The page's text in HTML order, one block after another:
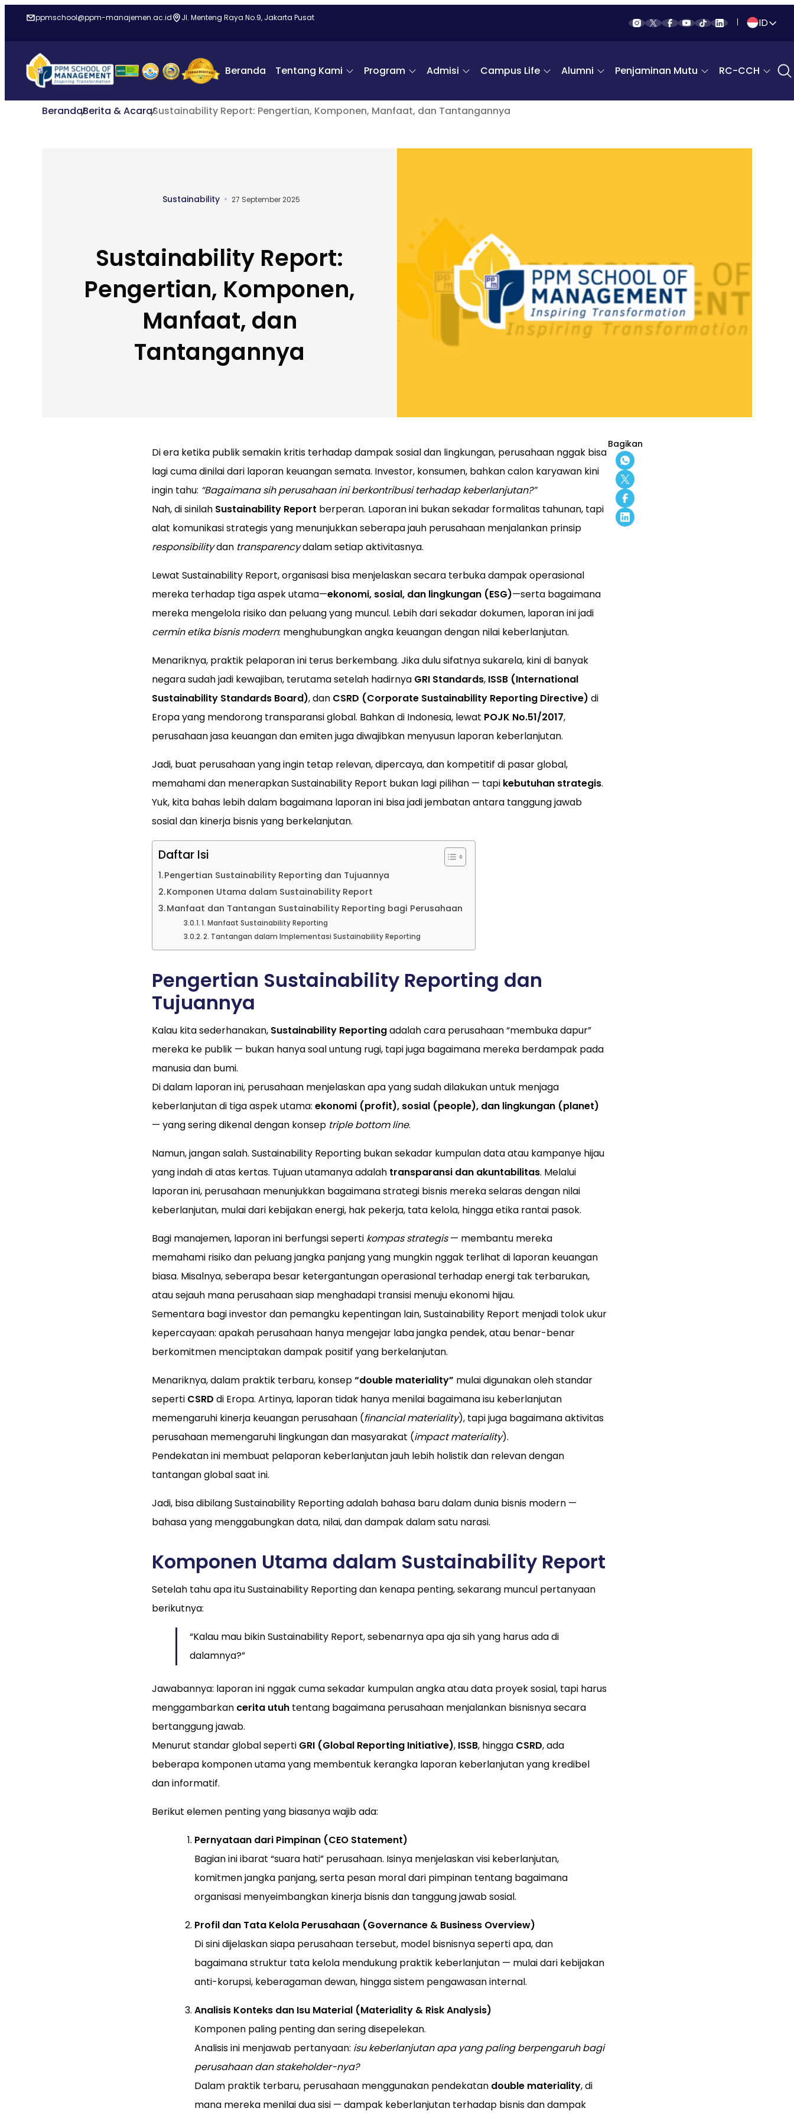
ppmschool@ppm-manajemen.ac.id Jl. Menteng Raya No.9, Jakarta Pusat ID
Beranda Tentang Kami Program Admisi Campus Life Alumni Penjaminan Mutu RC-CCH
BerandaBerita & AcaraSustainability Report: Pengertian, Komponen, Manfaat, dan Tantangannya
Sustainability 27 September 2025
Sustainability Report:
Pengertian, Komponen,
Manfaat, dan
Tantangannya
Di era ketika publik semakin kritis terhadap dampak sosial dan lingkungan, perusahaan nggak bisa
lagi cuma dinilai dari laporan keuangan semata. Investor, konsumen, bahkan calon karyawan kini
ingin tahu: “Bagaimana sih perusahaan ini berkontribusi terhadap keberlanjutan?”
Nah, di sinilah Sustainability Report berperan. Laporan ini bukan sekadar formalitas tahunan, tapi
alat komunikasi strategis yang menunjukkan seberapa jauh perusahaan menjalankan prinsip
responsibilitydan transparencydalam setiap aktivitasnya.
Lewat Sustainability Report, organisasi bisa menjelaskan secara terbuka dampak operasional
mereka terhadap tiga aspek utama—ekonomi, sosial, dan lingkungan (ESG)—serta bagaimana
mereka mengelola risiko dan peluang yang muncul. Lebih dari sekadar dokumen, laporan ini jadi
cermin etika bisnis modern: menghubungkan angka keuangan dengan nilai keberlanjutan.
Menariknya, praktik pelaporan ini terus berkembang. Jika dulu sifatnya sukarela, kini di banyak
negara sudah jadi kewajiban, terutama setelah hadirnya GRI Standards, ISSB (International
Sustainability Standards Board), dan CSRD (Corporate Sustainability Reporting Directive) di
Eropa yang mendorong transparansi global. Bahkan di Indonesia, lewat POJK No.51/2017,
perusahaan jasa keuangan dan emiten juga diwajibkan menyusun laporan keberlanjutan.
Jadi, buat perusahaan yang ingin tetap relevan, dipercaya, dan kompetitif di pasar global,
memahami dan menerapkan Sustainability Report bukan lagi pilihan — tapi kebutuhan strategis.
Yuk, kita bahas lebih dalam bagaimana laporan ini bisa jadi jembatan antara tanggung jawab
sosial dan kinerja bisnis yang berkelanjutan.
Daftar Isi
Pengertian Sustainability Reporting dan Tujuannya
Komponen Utama dalam Sustainability Report
Manfaat dan Tantangan Sustainability Reporting bagi Perusahaan
1. Manfaat Sustainability Reporting
2. Tantangan dalam Implementasi Sustainability Reporting
Pengertian Sustainability Reporting dan
Tujuannya
Kalau kita sederhanakan, Sustainability Reportingadalah cara perusahaan “membuka dapur”
mereka ke publik — bukan hanya soal untung rugi, tapi juga bagaimana mereka berdampak pada
manusia dan bumi.
Di dalam laporan ini, perusahaan menjelaskan apa yang sudah dilakukan untuk menjaga
keberlanjutan di tiga aspek utama: ekonomi (profit), sosial (people), dan lingkungan (planet)
— yang sering dikenal dengan konsep triple bottom line.
Namun, jangan salah. Sustainability Reporting bukan sekadar kumpulan data atau kampanye hijau
yang indah di atas kertas. Tujuan utamanya adalah transparansi dan akuntabilitas. Melalui
laporan ini, perusahaan menunjukkan bagaimana strategi bisnis mereka selaras dengan nilai
keberlanjutan, mulai dari kebijakan energi, hak pekerja, tata kelola, hingga etika rantai pasok.
Bagi manajemen, laporan ini berfungsi seperti kompas strategis— membantu mereka
memahami risiko dan peluang jangka panjang yang mungkin nggak terlihat di laporan keuangan
biasa. Misalnya, seberapa besar ketergantungan operasional terhadap energi tak terbarukan,
atau sejauh mana perusahaan siap menghadapi transisi menuju ekonomi hijau.
Sementara bagi investor dan pemangku kepentingan lain, Sustainability Report menjadi tolok ukur
kepercayaan: apakah perusahaan hanya mengejar laba jangka pendek, atau benar-benar
berkomitmen menciptakan dampak positif yang berkelanjutan.
Menariknya, dalam praktik terbaru, konsep“double materiality” mulai digunakan oleh standar
seperti CSRD di Eropa. Artinya, laporan tidak hanya menilai bagaimana isu keberlanjutan
memengaruhi kinerja keuangan perusahaan (financial materiality), tapi juga bagaimana aktivitas
perusahaan memengaruhi lingkungan dan masyarakat (impact materiality).
Pendekatan ini membuat pelaporan keberlanjutan jauh lebih holistik dan relevan dengan
tantangan global saat ini.
Jadi, bisa dibilang Sustainability Reporting adalah bahasa baru dalam dunia bisnis modern —
bahasa yang menggabungkan data, nilai, dan dampak dalam satu narasi.
Komponen Utama dalam Sustainability Report
Setelah tahu apa itu Sustainability Reporting dan kenapa penting, sekarang muncul pertanyaan
berikutnya:
“Kalau mau bikin Sustainability Report, sebenarnya apa aja sih yang harus ada di
dalamnya?”
Jawabannya: laporan ini nggak cuma sekadar kumpulan angka atau data proyek sosial, tapi harus
menggambarkan cerita utuhtentang bagaimana perusahaan menjalankan bisnisnya secara
bertanggung jawab.
Menurut standar global seperti GRI (Global Reporting Initiative), ISSB, hingga CSRD, ada
beberapa komponen utama yang membentuk kerangka laporan keberlanjutan yang kredibel
dan informatif.
Berikut elemen penting yang biasanya wajib ada:
Pernyataan dari Pimpinan (CEO Statement)
Bagian ini ibarat “suara hati” perusahaan. Isinya menjelaskan visi keberlanjutan,
komitmen jangka panjang, serta pesan moral dari pimpinan tentang bagaimana
organisasi menyeimbangkan kinerja bisnis dan tanggung jawab sosial.
Profil dan Tata Kelola Perusahaan (Governance & Business Overview)
Di sini dijelaskan siapa perusahaan tersebut, model bisnisnya seperti apa, dan
bagaimana struktur tata kelola mendukung praktik keberlanjutan — mulai dari kebijakan
anti-korupsi, keberagaman dewan, hingga sistem pengawasan internal.
Analisis Konteks dan Isu Material (Materiality & Risk Analysis)
Komponen paling penting dan sering disepelekan.
Analisis ini menjawab pertanyaan: isu keberlanjutan apa yang paling berpengaruh bagi
perusahaan dan stakeholder-nya?
Dalam praktik terbaru, perusahaan menggunakan pendekatan double materiality, di
mana mereka menilai dua sisi — dampak keberlanjutan terhadap bisnis dan dampak
Bagikan